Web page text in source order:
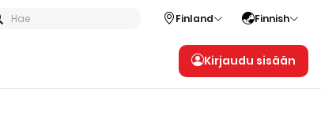
Hae Finland Finnish
Kirjaudu sisään